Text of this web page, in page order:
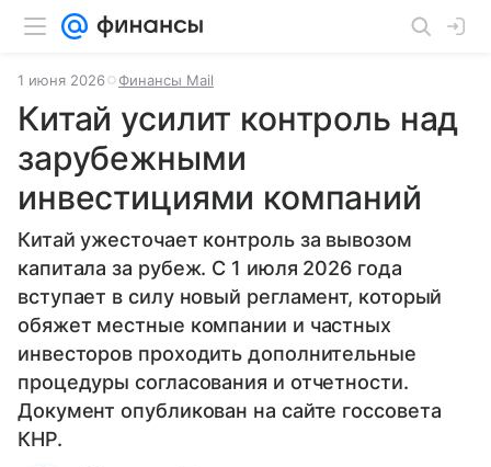
1 июня 2026 Финансы Mail
Китай усилит контроль над
зарубежными
инвестициями компаний
Китай ужесточает контроль за вывозом
капитала за рубеж. С 1 июля 2026 года
вступает в силу новый регламент, который
обяжет местные компании и частных
инвесторов проходить дополнительные
процедуры согласования и отчетности.
Документ опубликован на сайте госсовета
КНР.